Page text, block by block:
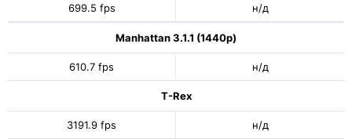
699.5 fps н/д
Manhattan 3.1.1 (1440p)
610.7 fps н/д
T-Rex
3191.9 fps н/д